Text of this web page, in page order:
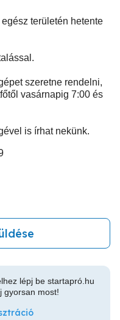
területén hetente
szeretne rendelni,
vasárnapig 7:00 és
is írhat nekünk.
lépj be startapró.hu
gyorsan most!